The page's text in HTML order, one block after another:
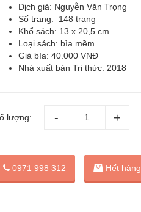
Dịch giả: Nguyễn Văn Trọng
Số trang: 148 trang
Khổ sách: 13 x 20,5 cm
Loại sách: bìa mềm
Giá bìa: 40.000 VNĐ
Nhà xuất bản Tri thức: 2018
lượng:
0971 998 312 Hết hàng